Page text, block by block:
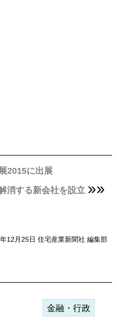
2015に出展
消する新会社を設立
12月25日 住宅産業新聞社 編集部
金融・行政